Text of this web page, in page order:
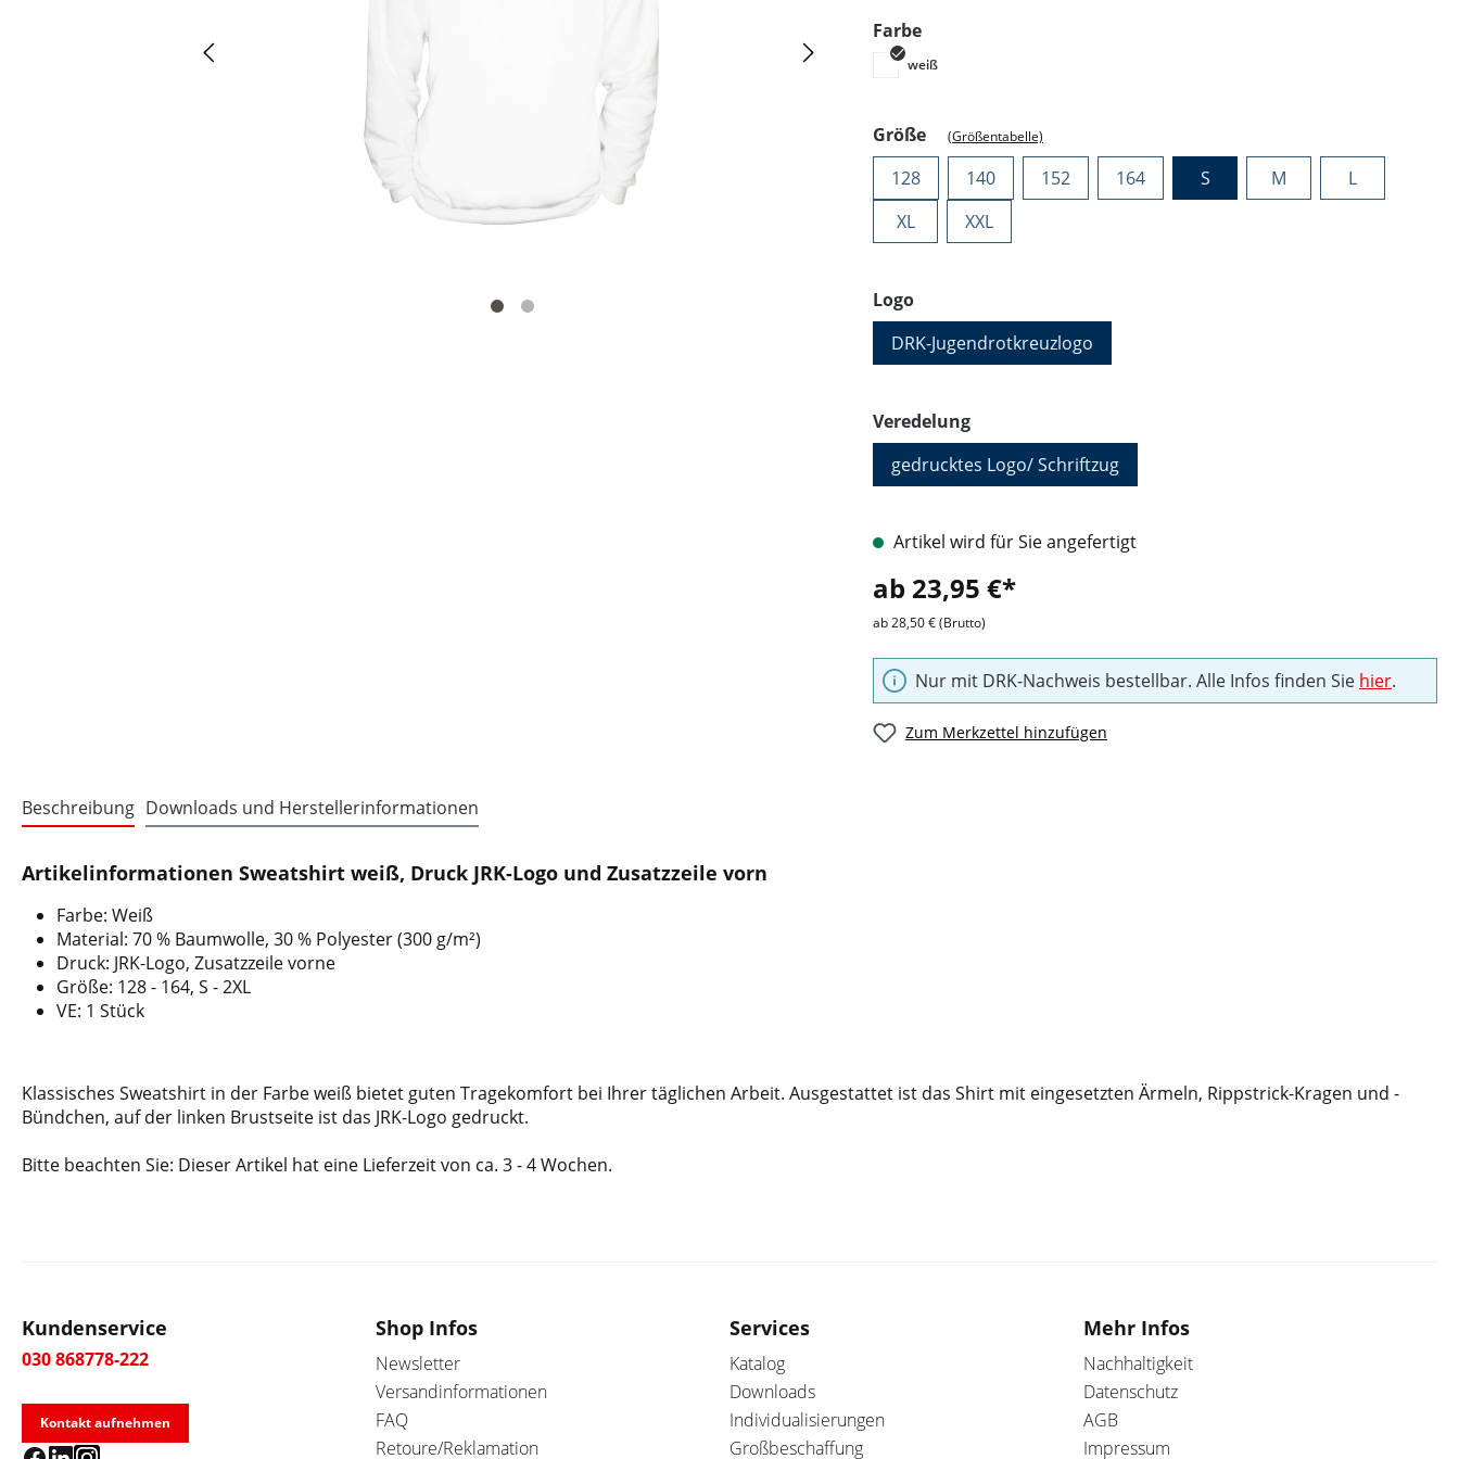
Farbeauswählen
weiß
Größeauswählen
(Größentabelle)
128 140 152 164 S M
L
XL
XXL
Logoauswählen
DRK-Jugendrotkreuzlogo
Veredelungauswählen
gedrucktes Logo/ Schriftzug
Artikel wird für Sie angefertigt
ab 23,95 €*
ab 28,50 € (Brutto)
Nur mit DRK-Nachweis bestellbar. Alle Infos finden Sie hier.
Zum Merkzettel hinzufügen
Beschreibung Downloads und Herstellerinformationen
Artikelinformationen Sweatshirt weiß, Druck JRK-Logo und Zusatzzeile vorn
Farbe: Weiß
Material: 70 % Baumwolle, 30 % Polyester (300 g/m²)
Druck: JRK-Logo, Zusatzzeile vorne
Größe: 128 - 164, S - 2XL
VE: 1 Stück
Klassisches Sweatshirt in der Farbe weiß bietet guten Tragekomfort bei Ihrer täglichen Arbeit. Ausgestattet ist das Shirt mit eingesetzten Ärmeln, Rippstrick-Kragen und -
Bündchen, auf der linken Brustseite ist das JRK-Logo gedruckt.
Bitte beachten Sie: Dieser Artikel hat eine Lieferzeit von ca. 3 - 4 Wochen.
Kundenservice
030 868778-222
Kontakt aufnehmen
Shop Infos
Newsletter
Versandinformationen
FAQ
Retoure/Reklamation
Services
Katalog
Downloads
Individualisierungen
Großbeschaffung
Mehr Infos
Nachhaltigkeit
Datenschutz
AGB
Impressum